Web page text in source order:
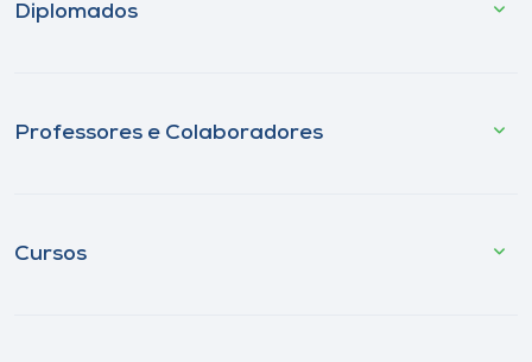
Diplomados
Professores e Colaboradores
Cursos